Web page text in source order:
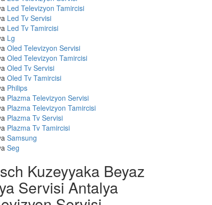
Led Televizyon Tamircisi
Led Tv Servisi
Led Tv Tamircisi
Lg
Oled Televizyon Servisi
Oled Televizyon Tamircisi
Oled Tv Servisi
Oled Tv Tamircisi
Philips
Plazma Televizyon Servisi
Plazma Televizyon Tamircisi
Plazma Tv Servisi
Plazma Tv Tamircisi
Samsung
Seg
Kuzeyyaka Beyaz
Servisi Antalya